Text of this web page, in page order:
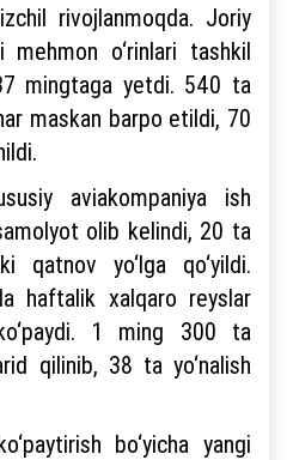
rivojlanmoqda. Joriy
o‘rinlari tashkil
mingtaga yetdi. 540 ta
maskan barpo etildi, 70
aviakompaniya ish
olib kelindi, 20 ta
yo‘lga qo‘yildi.
haftalik xalqaro reyslar
1 ming 300 ta
qilinib, 38 ta yo‘nalish
bo‘yicha yangi